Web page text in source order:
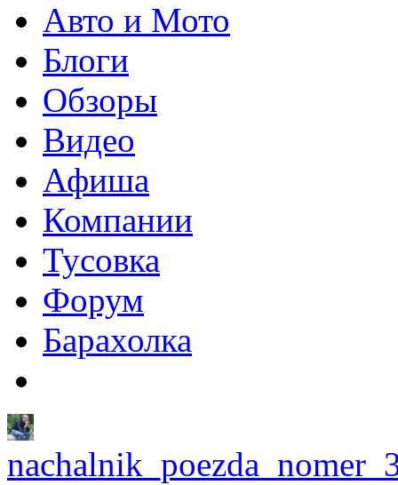
Авто и Мото
Блоги
Обзоры
Видео
Афиша
Компании
Тусовка
Форум
Барахолка